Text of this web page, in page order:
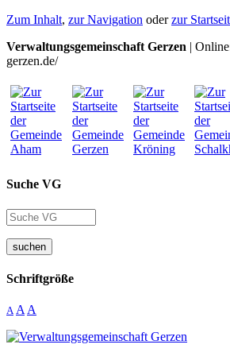
Zum Inhalt, zur Navigation oderzur
Verwaltungsgemeinschaft Gerzen |
gerzen.de/
Suche VG
suchen
Schriftgröße
A A A